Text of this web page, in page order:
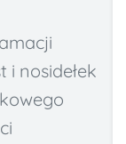
i nosidełek